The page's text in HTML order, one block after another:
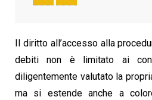
Il diritto all’accesso alla
debiti non è limitato ai
diligentemente valutato la
ma si estende anche a